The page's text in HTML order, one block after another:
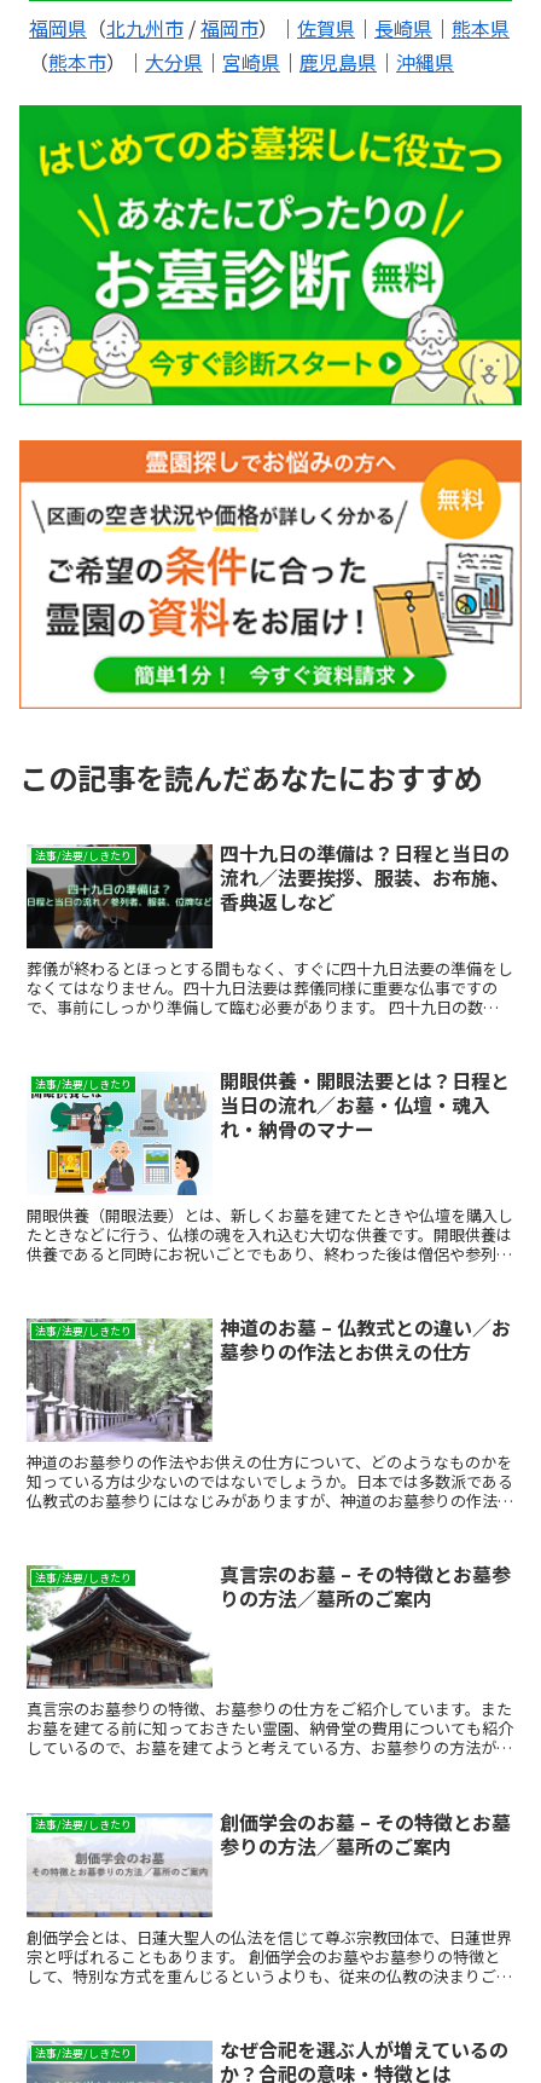
福岡県 （北九州市 /福岡市）｜ 佐賀県 ｜ 長崎県 ｜ 熊本県
（熊本市）｜ 大分県 ｜ 宮崎県 ｜ 鹿児島県 ｜ 沖縄県
この記事を読んだあなたにおすすめ
法事/法要/しきたり
四十九日の準備は？日程と当日の
流れ／法要挨拶、服装、お布施、
香典返しなど
葬儀が終わるとほっとする間もなく、すぐに四十九日法要の準備をし
なくてはなりません。四十九日法要は葬儀同様に重要な仏事ですの
で、事前にしっかり準備して臨む必要があります。 四十九日の数え
いでしょうか。位牌や仏壇の用意、僧侶に渡すお布施、招く人への案
内状、香典返し、お供えに対する引き出物など用意するものも多いた
め、早めの準備が肝要です。 ここでは、四十九日を迎えるに当た
り、施主が慌てないように、法事当日の流れに沿って知っておきたい
事柄をご説明いたします。
法事/法要/しきたり
開眼供養・開眼法要とは？日程と
当日の流れ／お墓・仏壇・魂入
れ・納骨のマナー
開眼供養（開眼法要）とは、新しくお墓を建てたときや仏壇を購入し
たときなどに行う、仏様の魂を入れ込む大切な供養です。開眼供養は
供養であると同時にお祝いごとでもあり、終わった後は僧侶や参列者
準備し、行えばよいのでしょうか。 ここでは、開眼供養の意味や由
来、主催者として準備するべきこと、開眼供養に必要な費用や招かれ
たときのマナーなどを詳しくご紹介いたします。また、お布施や半返
しの表書きの書き方や、祝儀袋・不祝儀袋の選び方など、細かい決ま
りごとについてもご説明いたしますので準備の際の参考にしてくださ
い。
法事/法要/しきたり
神道のお墓 – 仏教式との違い／お
墓参りの作法とお供えの仕方
神道のお墓参りの作法やお供えの仕方について、どのようなものかを
知っている方は少ないのではないでしょうか。日本では多数派である
仏教式のお墓参りにはなじみがありますが、神道のお墓参りの作法は
ついての知識を深めましょう。
法事/法要/しきたり
真言宗のお墓 – その特徴とお墓参
りの方法／墓所のご案内
真言宗のお墓参りの特徴、お墓参りの仕方をご紹介しています。また
お墓を建てる前に知っておきたい霊園、納骨堂の費用についても紹介
しているので、お墓を建てようと考えている方、お墓参りの方法が知
法事/法要/しきたり
創価学会のお墓 – その特徴とお墓
参りの方法／墓所のご案内
創価学会とは、日蓮大聖人の仏法を信じて尊ぶ宗教団体で、日蓮世界
宗と呼ばれることもあります。 創価学会のお墓やお墓参りの特徴と
して、特別な方式を重んじるというよりも、従来の仏教の決まりごと
価学会のお墓の特徴や、お墓参りについて紹介します。
法事/法要/しきたり
なぜ合祀を選ぶ人が増えているの
か？合祀の意味・特徴とは